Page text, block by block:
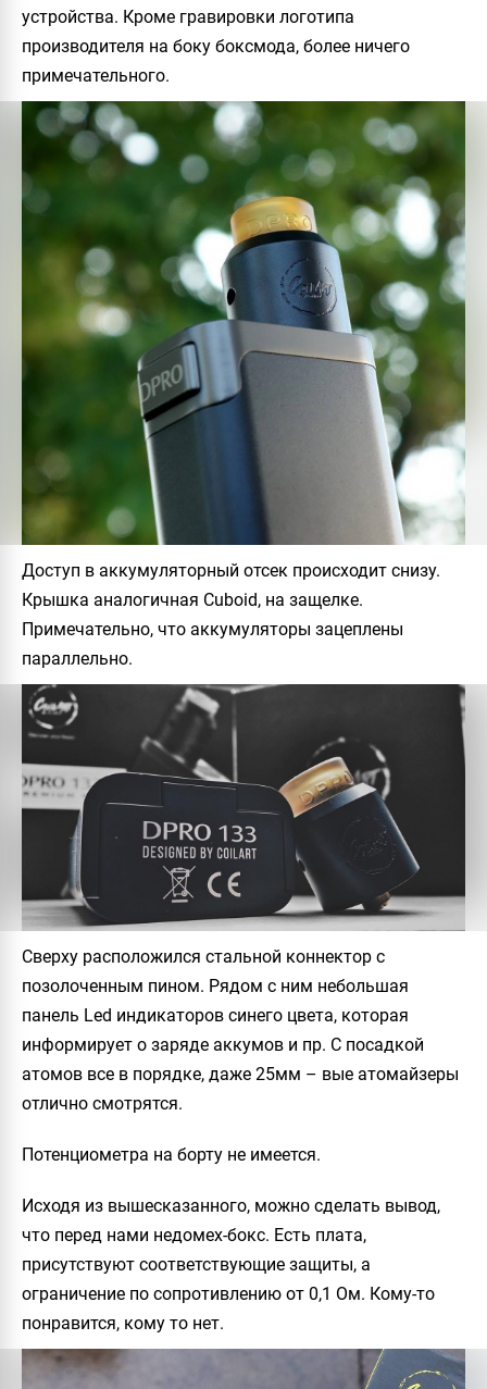
устройства. Кроме гравировки логотипа
производителя на боку боксмода, более ничего
примечательного.
Доступ в аккумуляторный отсек происходит снизу.
Крышка аналогичная Cuboid, на защелке.
Примечательно, что аккумуляторы зацеплены
параллельно.
Сверху расположился стальной коннектор с
позолоченным пином. Рядом с ним небольшая
панель Led индикаторов синего цвета, которая
информирует о заряде аккумов и пр. С посадкой
атомов все в порядке, даже 25мм – вые атомайзеры
отлично смотрятся.
Потенциометра на борту не имеется.
Исходя из вышесказанного, можно сделать вывод,
что перед нами недомех-бокс. Есть плата,
присутствуют соответствующие защиты, а
ограничение по сопротивлению от 0,1 Ом. Кому-то
понравится, кому то нет.